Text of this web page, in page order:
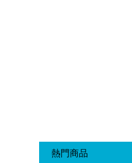
熱門商品